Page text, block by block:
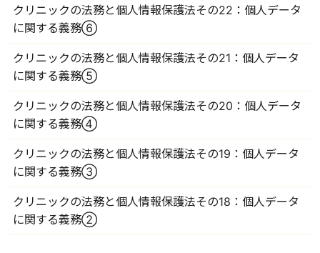
クリニックの法務と個人情報保護法その22：個人データ
に関する義務⑥
クリニックの法務と個人情報保護法その21：個人データ
に関する義務⑤
クリニックの法務と個人情報保護法その20：個人データ
に関する義務④
クリニックの法務と個人情報保護法その19：個人データ
に関する義務③
クリニックの法務と個人情報保護法その18：個人データ
に関する義務②